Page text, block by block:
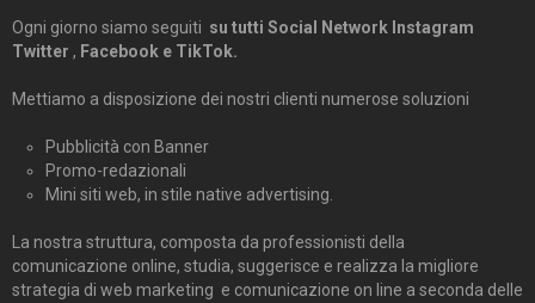
Ogni giorno siamo seguiti su tutti Social Network Instagram
Twitter , Facebook e TikTok.
Mettiamo a disposizione dei nostri clienti numerose soluzioni
Pubblicità con Banner
Promo-redazionali
Mini siti web, in stile native advertising.
La nostra struttura, composta da professionisti della
comunicazione online, studia, suggerisce e realizza la migliore
strategia di web marketing e comunicazione on line a seconda delle